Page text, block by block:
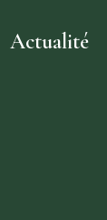
Actualité